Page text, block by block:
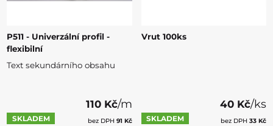
P511 - Univerzální profil -
flexibilní
Text sekundárního obsahu
SKLADEM
110 Kč/m
bez DPH 91 Kč
Vrut 100ks
SKLADEM
40 Kč/ks
bez DPH 33 Kč